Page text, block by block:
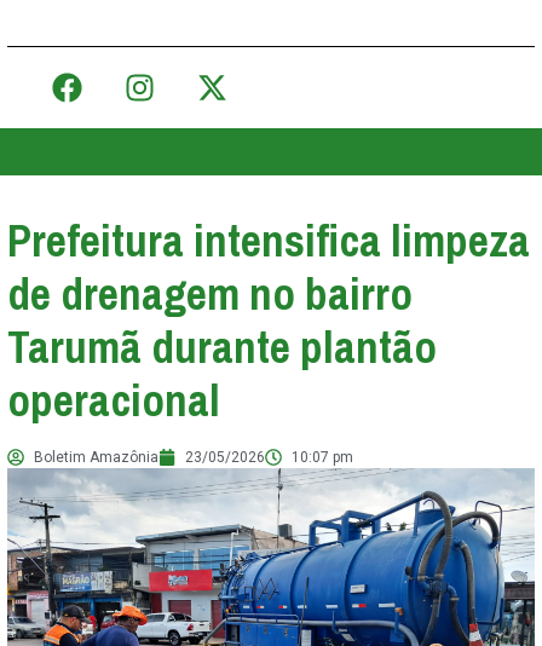
Prefeitura intensifica limpeza
de drenagem no bairro
Tarumã durante plantão
operacional
Boletim Amazônia 23/05/2026 10:07 pm